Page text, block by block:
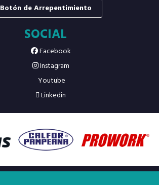
Botón de Arrepentimiento
SOCIAL
Facebook
Instagram
Youtube
Linkedin